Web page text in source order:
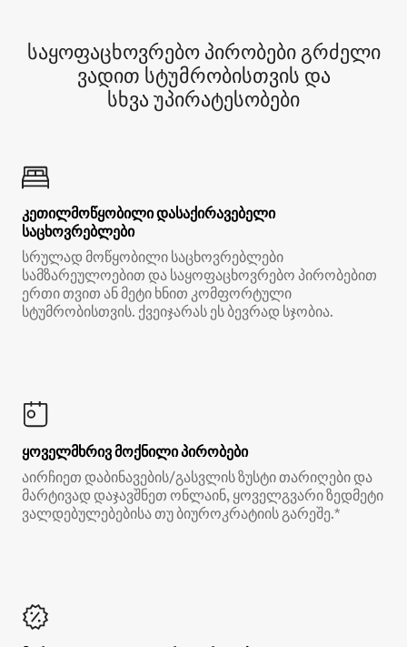
საყოფაცხოვრებო პირობები გრძელი
ვადით სტუმრობისთვის და
სხვა უპირატესობები
კეთილმოწყობილი დასაქირავებელი
საცხოვრებლები
სრულად მოწყობილი საცხოვრებლები
სამზარეულოებით და საყოფაცხოვრებო პირობებით
ერთი თვით ან მეტი ხნით კომფორტული
სტუმრობისთვის. ქვეიჯარას ეს ბევრად სჯობია.
ყოველმხრივ მოქნილი პირობები
აირჩიეთ დაბინავების/გასვლის ზუსტი თარიღები და
მარტივად დაჯავშნეთ ონლაინ, ყოველგვარი ზედმეტი
ვალდებულებებისა თუ ბიუროკრატიის გარეშე.*